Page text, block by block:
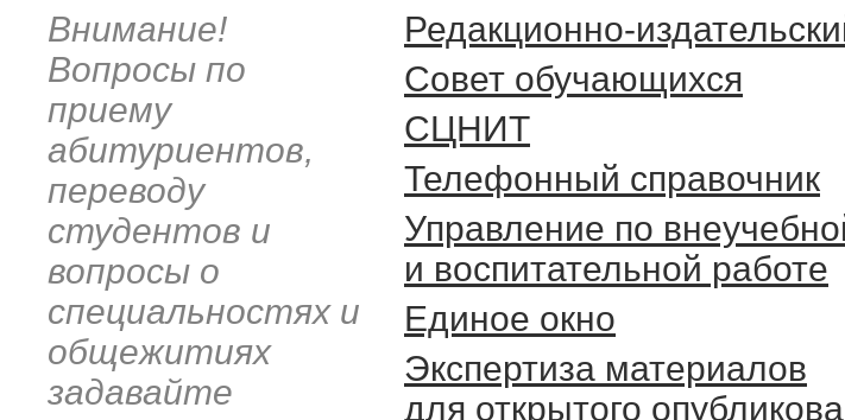
Внимание!
Вопросы по
приему
абитуриентов,
переводу
студентов и
вопросы о
специальностях и
общежитиях
задавайте
Редакционно-
Cовет обучающихся
СЦНИТ
Телефонный справочник
Управление по
и воспитательной работе
Единое окно
Экспертиза материалов
для открытого